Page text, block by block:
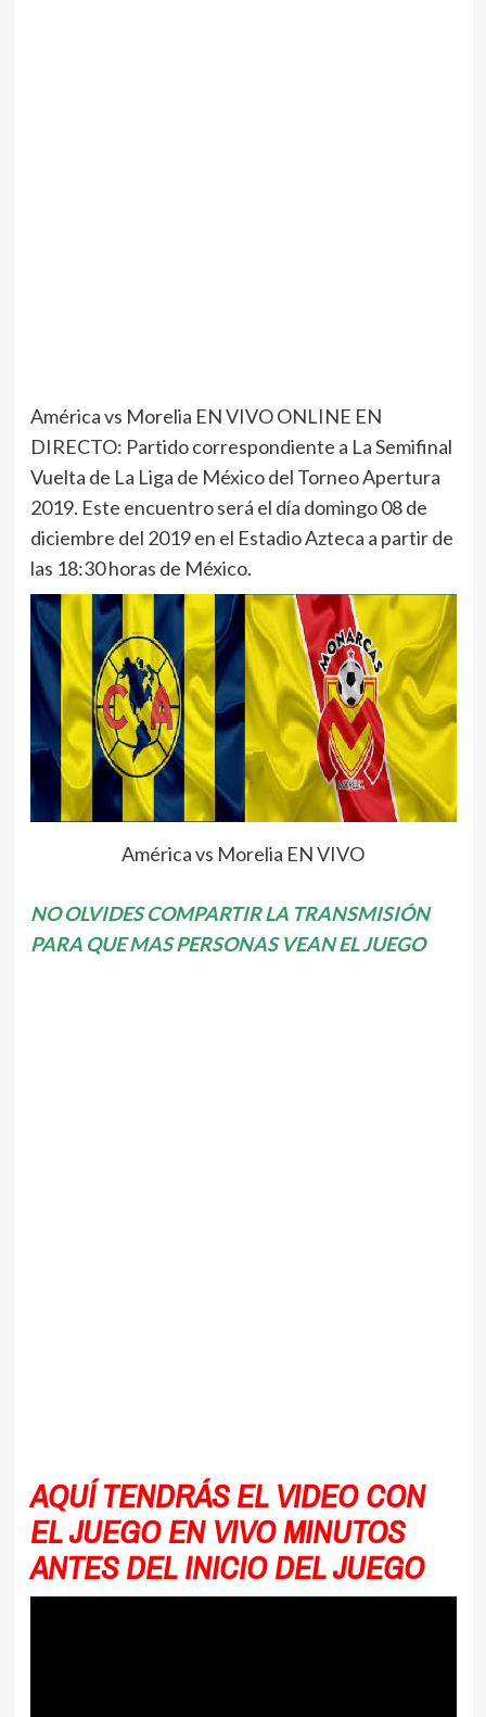
América vs Morelia EN VIVO ONLINE EN
DIRECTO: Partido correspondiente a La Semifinal
Vuelta de La Liga de México del Torneo Apertura
2019. Este encuentro será el día domingo 08 de
diciembre del 2019 en el Estadio Azteca a partir de
las 18:30 horas de México.
América vs Morelia EN VIVO
NO OLVIDES COMPARTIR LA TRANSMISIÓN
PARA QUE MAS PERSONAS VEAN EL JUEGO
AQUÍ TENDRÁS EL VIDEO CON
EL JUEGO EN VIVO MINUTOS
ANTES DEL INICIO DEL JUEGO